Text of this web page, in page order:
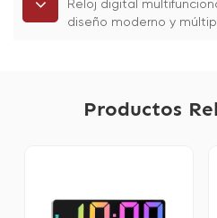
Reloj digital
diseño moderno y
Productos